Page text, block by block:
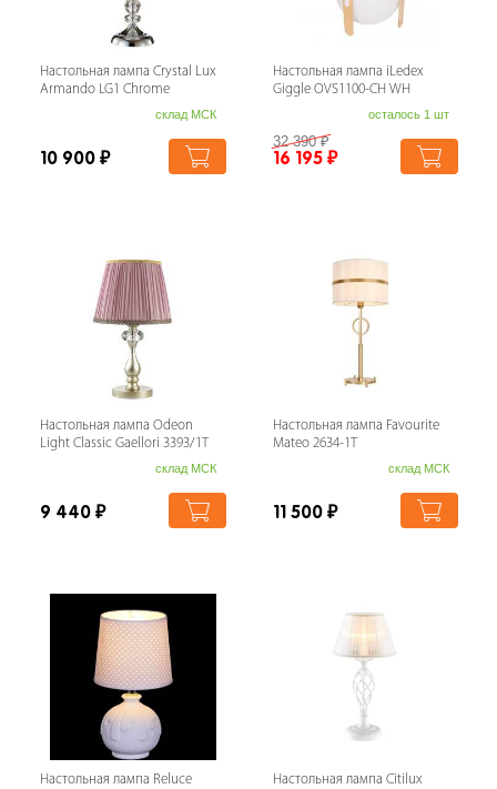
Настольная лампа Crystal Lux
Armando LG1 Chrome
склад МСК
10 900 ₽
Настольная лампа iLedex
Giggle OVS1100-CH WH
осталось 1 шт
32 390₽
16 195 ₽
Настольная лампа Odeon
Light Classic Gaellori 3393/1T
склад МСК
9 440 ₽
Настольная лампа Favourite
Mateo 2634-1T
склад МСК
11 500 ₽
Настольная лампа Reluce
Настольная лампа Citilux